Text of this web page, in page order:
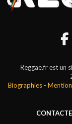
Reggae.fr est un
Biographies-